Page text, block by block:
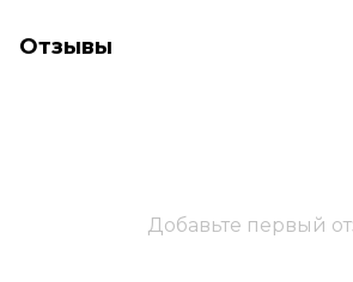
Отзывы
Добавьте первый